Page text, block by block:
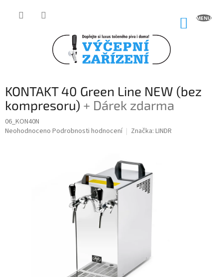
KONTAKT 40 Green Line NEW (bez
kompresoru) + Dárek zdarma
06_KON40N
Průměrné
Neohodnoceno Podrobnosti hodnocení Značka: LINDR